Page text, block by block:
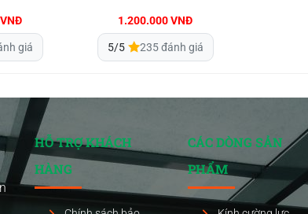
giá
1.200.000VNĐ
5/5 235 đánh giá
HỖ TRỢ KHÁCH
HÀNG
CÁC DÒNG SẢN
PHẨM